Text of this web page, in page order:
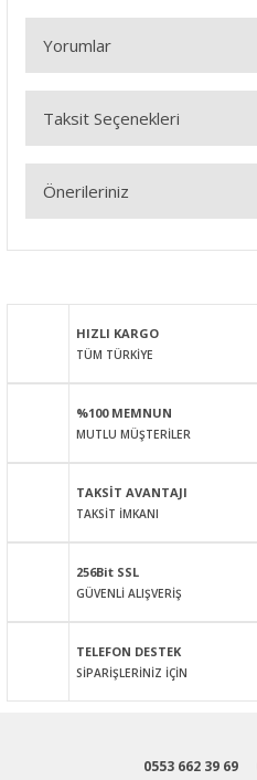
Yorumlar
Bu ürüne ilk
Taksit Seçenekleri
Önerileriniz
Görüş ve önerileriniz için teşekkür
Ürün resmi kalitesiz, bozuk
Ürün bilgilerinde hatalar
Bu ürüne benzer farklı
HIZLI KARGO
TÜM TÜRKİYE
%100 MEMNUN
MUTLU MÜŞTERİLER
TAKSİT AVANTAJI
TAKSİT İMKANI
256Bit SSL
GÜVENLİ ALIŞVERİŞ
TELEFON DESTEK
SİPARİŞLERİNİZ İÇİN
0553 662 39 69